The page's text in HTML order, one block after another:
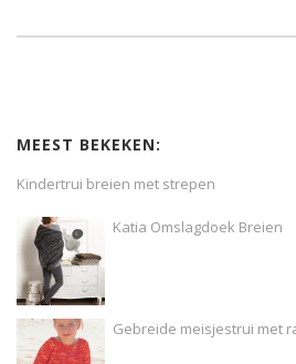
MEEST BEKEKEN:
Kindertrui breien met strepen
Katia Omslagdoek Breien
Gebreide meisjestrui met